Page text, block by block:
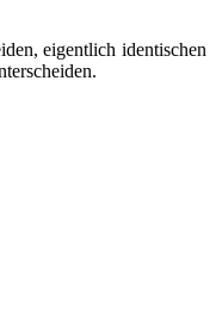
eigentlich identischen